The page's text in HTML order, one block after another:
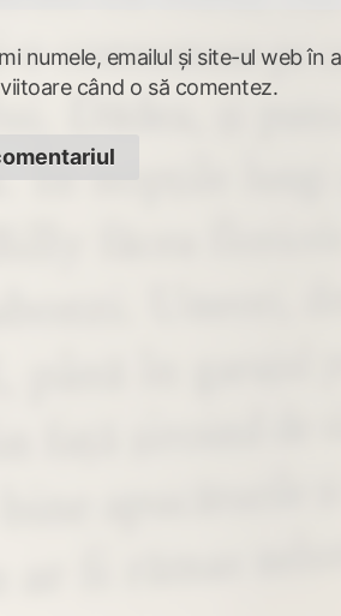
numele, emailul și site-ul web în
când o să comentez.